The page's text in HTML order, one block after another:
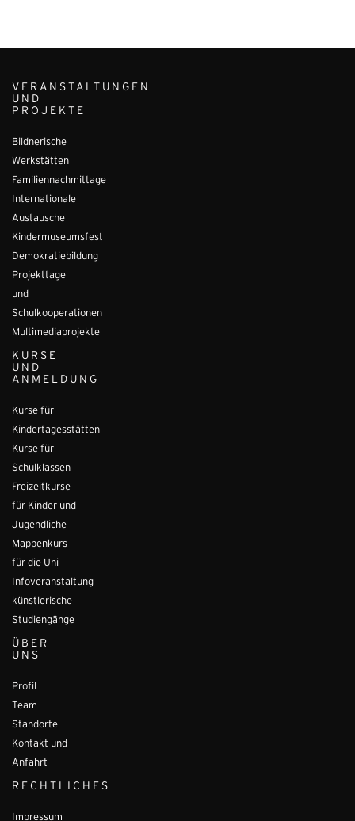
VERANSTALTUNGEN
UND
PROJEKTE
Bildnerische
Werkstätten
Familiennachmittage
Internationale
Austausche
Kindermuseumsfest
Demokratiebildung
Projekttage
und
Schulkooperationen
Multimediaprojekte
KURSE
UND
ANMELDUNG
Kurse für
Kindertagesstätten
Kurse für
Schulklassen
Freizeitkurse
für Kinder und
Jugendliche
Mappenkurs
für die Uni
Infoveranstaltung
künstlerische
Studiengänge
ÜBER
UNS
Profil
Team
Standorte
Kontakt und
Anfahrt
RECHTLICHES
Impressum